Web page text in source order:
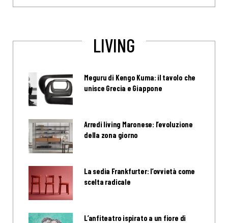
LIVING
Meguru di Kengo Kuma: il tavolo che
unisce Grecia e Giappone
Arredi living Maronese: l’evoluzione
della zona giorno
La sedia Frankfurter: l’ovvietà come
scelta radicale
L’anfiteatro ispirato a un fiore di